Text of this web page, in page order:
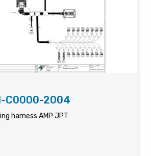
C0000-2004
harness AMP JPT